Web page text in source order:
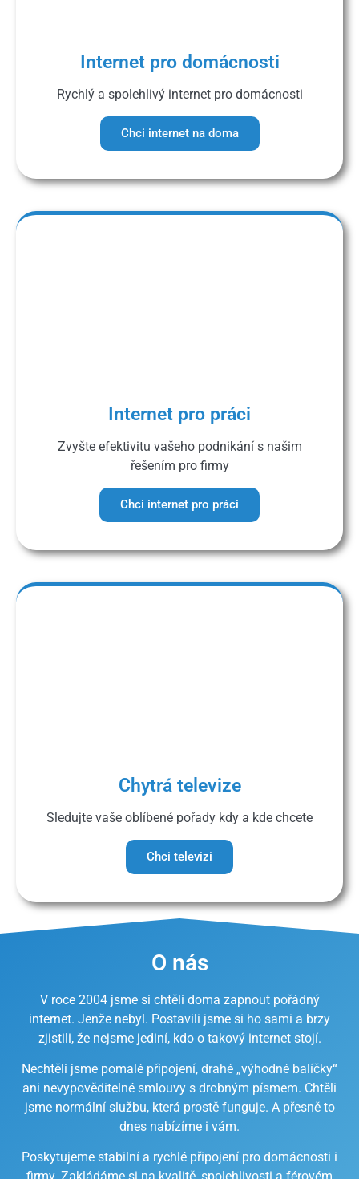
Internet pro domácnosti
Rychlý a spolehlivý internet pro domácnosti
Chci internet na doma
Internet pro práci
Zvyšte efektivitu vašeho podnikání s našim
řešením pro firmy
Chci internet pro práci
Chytrá televize
Sledujte vaše oblíbené pořady kdy a kde chcete
Chci televizi
O nás
V roce 2004 jsme si chtěli doma zapnout pořádný
internet. Jenže nebyl. Postavili jsme si ho sami a brzy
zjistili, že nejsme jediní, kdo o takový internet stojí.
Nechtěli jsme pomalé připojení, drahé „výhodné balíčky“
ani nevypověditelné smlouvy s drobným písmem. Chtěli
jsme normální službu, která prostě funguje. A přesně to
dnes nabízíme i vám.
Poskytujeme stabilní a rychlé připojení pro domácnosti i